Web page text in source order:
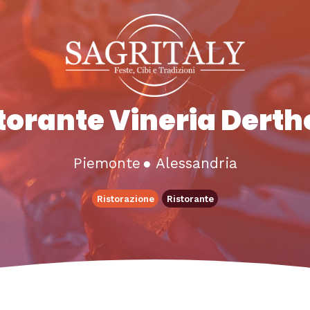
Vineria
Piemonte ● Alessandria
Ristorazione Ristorante